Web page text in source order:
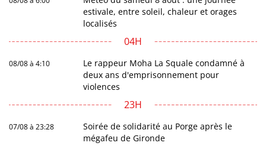
estivale, entre soleil, chaleur et orages
localisés
04H
08/08 à 4:10
Le rappeur Moha La Squale condamné à
deux ans d'emprisonnement pour
violences
23H
07/08 à 23:28
Soirée de solidarité au Porge après le
mégafeu de Gironde